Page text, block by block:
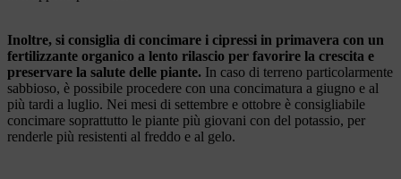
Inoltre, si consiglia di concimare i cipressi in primavera con un
fertilizzante organico a lento rilascio per favorire la crescita e
preservare la salute delle piante. In caso di terreno particolarmente
sabbioso, è possibile procedere con una concimatura a giugno e al
più tardi a luglio. Nei mesi di settembre e ottobre è consigliabile
concimare soprattutto le piante più giovani con del potassio, per
renderle più resistenti al freddo e al gelo.